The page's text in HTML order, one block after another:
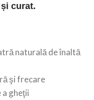
curat.
naturală de înaltă
şi frecare
gheţii